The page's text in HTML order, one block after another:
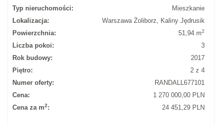
Typ nieruchomości:
Mieszkanie
Lokalizacja:
Warszawa Żoliborz, Kaliny Jędrusik
Powierzchnia:
51,94 m2
Liczba pokoi:
3
Rok budowy:
2017
Piętro:
2 z 4
Numer oferty:
RANDALL677101
Cena:
1 270 000,00 PLN
Cena za m2: 24 451,29 PLN